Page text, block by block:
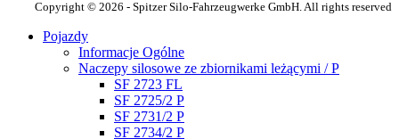
Copyright © 2026 - Spitzer Silo-Fahrzeugwerke GmbH. All rights reserved
Pojazdy
Informacje Ogólne
Naczepy silosowe ze zbiornikami leżącymi / P
SF 2723 FL
SF 2725/2 P
SF 2731/2 P
SF 2734/2 P